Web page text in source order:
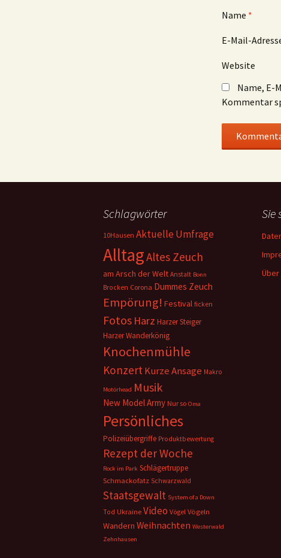
Name *
E-Mail-
Website
Name, E-
Kommentar
Schlagwörter
10Hausen Aktuelle Umfrage
AlltagAltes Zeuch
am Arsch der Welt Anstalt Bonn
Brocken Corona Dummes Zeuch
Empörung! Festival ficken
Fotos Harz Harzer Steiger
Harzer Wanderkönig
Knochenmühle
Konzert Kurze Ansage Makro
Motörhead Musik
New Model Army Nur so Oma
Persönliches
Polizeiübergriffe Produktbewertung
Rezept der Woche
Rock im Park Schlägertruppe
Schmackofatz Schwarzwald
Staatsgewalt System of a Down
Tod Ukraine Video Vögel Vögeln
Wandern Weihnachten Westerwald
Zehnhausen
Sie